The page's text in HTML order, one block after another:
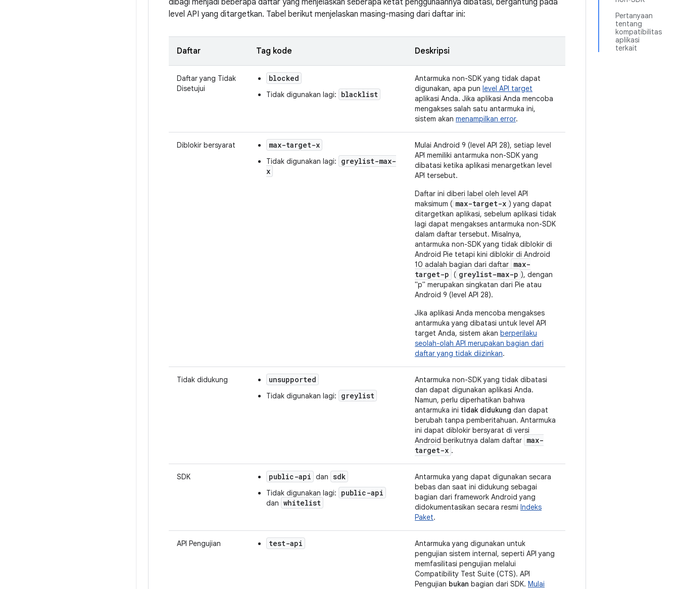
Pertanyaan
tentang
kompatibilitas
aplikasi
terkait
dibagi menjadi beberapa daftar yang menjelaskan seberapa ketat penggunaannya dibatasi, bergantung pada
level API yang ditargetkan. Tabel berikut menjelaskan masing-masing dari daftar ini:
Daftar Tag kode Deskripsi
Daftar yang Tidak
Disetujui
blocked
Tidak digunakan lagi: blacklist
Antarmuka non-SDK yang tidak dapat
digunakan, apa pun level API target
aplikasi Anda. Jika aplikasi Anda mencoba
mengakses salah satu antarmuka ini,
sistem akan menampilkan error.
Diblokir bersyarat max-target-x
Tidak digunakan lagi:
greylist-max-
x
Mulai Android 9 (level API 28), setiap level
API memiliki antarmuka non-SDK yang
dibatasi ketika aplikasi menargetkan level
API tersebut.
Daftar ini diberi label oleh level API
maksimum ( max-target-x ) yang dapat
ditargetkan aplikasi, sebelum aplikasi tidak
lagi dapat mengakses antarmuka non-SDK
dalam daftar tersebut. Misalnya,
antarmuka non-SDK yang tidak diblokir di
Android Pie tetapi kini diblokir di Android
10 adalah bagian dari daftar max-
target-p ( greylist-max-p ), dengan
"p" merupakan singkatan dari Pie atau
Android 9 (level API 28).
Jika aplikasi Anda mencoba mengakses
antarmuka yang dibatasi untuk level API
target Anda, sistem akan berperilaku
seolah-olah API merupakan bagian dari
daftar yang tidak diizinkan.
Tidak didukung unsupported
Tidak digunakan lagi: greylist
Antarmuka non-SDK yang tidak dibatasi
dan dapat digunakan aplikasi Anda.
Namun, perlu diperhatikan bahwa
antarmuka ini tidak didukung dan dapat
berubah tanpa pemberitahuan. Antarmuka
ini dapat diblokir bersyarat di versi
Android berikutnya dalam daftar max-
target-x .
SDK public-api dan sdk
Tidak digunakan lagi: public-api
dan whitelist
Antarmuka yang dapat digunakan secara
bebas dan saat ini didukung sebagai
bagian dari framework Android yang
didokumentasikan secara resmi Indeks
Paket.
API Pengujian test-api
Antarmuka yang digunakan untuk
pengujian sistem internal, seperti API yang
memfasilitasi pengujian melalui
Compatibility Test Suite (CTS). API
Pengujian bukan bagian dari SDK. Mulai